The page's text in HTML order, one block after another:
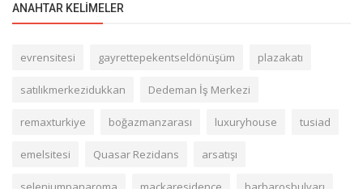
ANAHTAR KELIMELER
evrensitesi gayrettepekentseldönüşüm plazakatı
satılıkmerkezidukkan Dedeman İş Merkezi
remaxturkiye boğazmanzarası luxuryhouse tusiad
emelsitesi Quasar Rezidans arsatışı